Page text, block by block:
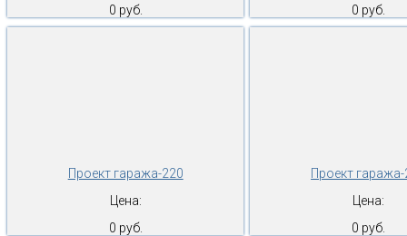
0 руб.
0 руб.
Проект гаража-220
Цена:
0 руб.
Проект
Цена:
0 руб.